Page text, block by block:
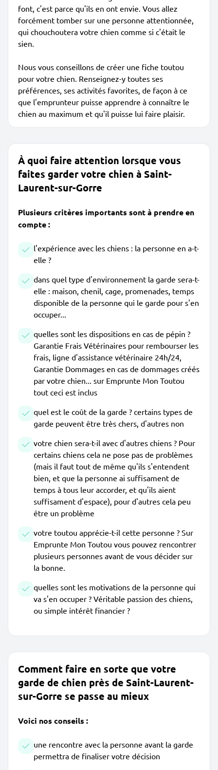
font, c'est parce qu'ils en ont envie. Vous allez
forcément tomber sur une personne attentionnée,
qui chouchoutera votre chien comme si c'était le
sien.
Nous vous conseillons de créer une fiche toutou
pour votre chien. Renseignez-y toutes ses
préférences, ses activités favorites, de façon à ce
que l'emprunteur puisse apprendre à connaître le
chien au maximum et qu'il puisse lui faire plaisir.
À quoi faire attention lorsque vous
faites garder votre chien à Saint-
Laurent-sur-Gorre
Plusieurs critères importants sont à prendre en
compte :
l'expérience avec les chiens : la personne en a-t-
elle ?
dans quel type d'environnement la garde sera-t-
elle : maison, chenil, cage, promenades, temps
disponible de la personne qui le garde pour s'en
occuper...
quelles sont les dispositions en cas de pépin ?
Garantie Frais Vétérinaires pour rembourser les
frais, ligne d'assistance vétérinaire 24h/24,
Garantie Dommages en cas de dommages créés
par votre chien... sur Emprunte Mon Toutou
tout ceci est inclus
quel est le coût de la garde ? certains types de
garde peuvent être très chers, d'autres non
votre chien sera-t-il avec d'autres chiens ? Pour
certains chiens cela ne pose pas de problèmes
(mais il faut tout de même qu'ils s'entendent
bien, et que la personne ai suffisament de
temps à tous leur accorder, et qu'ils aient
suffisament d'espace), pour d'autres cela peu
être un problème
votre toutou apprécie-t-il cette personne ? Sur
Emprunte Mon Toutou vous pouvez rencontrer
plusieurs personnes avant de vous décider sur
la bonne.
quelles sont les motivations de la personne qui
va s'en occuper ? Véritable passion des chiens,
ou simple intérêt financier ?
Comment faire en sorte que votre
garde de chien près de Saint-Laurent-
sur-Gorre se passe au mieux
Voici nos conseils :
une rencontre avec la personne avant la garde
permettra de finaliser votre décision